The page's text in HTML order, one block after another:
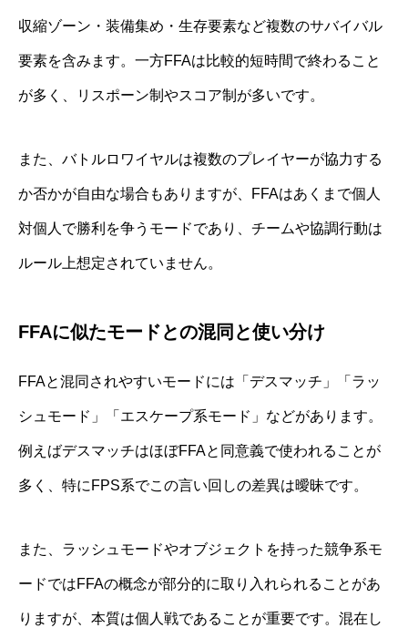
収縮ゾーン・装備集め・生存要素など複数のサバイバル
要素を含みます。一方FFAは比較的短時間で終わること
が多く、リスポーン制やスコア制が多いです。
また、バトルロワイヤルは複数のプレイヤーが協力する
か否かが自由な場合もありますが、FFAはあくまで個人
対個人で勝利を争うモードであり、チームや協調行動は
ルール上想定されていません。
FFAに似たモードとの混同と使い分け
FFAと混同されやすいモードには「デスマッチ」「ラッ
シュモード」「エスケープ系モード」などがあります。
例えばデスマッチはほぼFFAと同意義で使われることが
多く、特にFPS系でこの言い回しの差異は曖昧です。
また、ラッシュモードやオブジェクトを持った競争系モ
ードではFFAの概念が部分的に取り入れられることがあ
りますが、本質は個人戦であることが重要です。混在し